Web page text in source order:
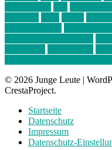
© 2026 Junge Leute |
CrestaProject.
Startseite
Datenschutz
Impressum
Datenschutz-